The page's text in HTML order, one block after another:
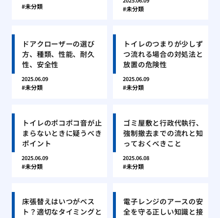
未分類 未分類
ドアクローザーの選び
方、種類、性能、耐久
性、安全性
2025.06.09
未分類
トイレのつまりが少しず
つ流れる場合の対処法と
放置の危険性
2025.06.09
未分類
トイレのポコポコ音が止
まらないときに疑うべき
ポイント
2025.06.09
未分類
ゴミ屋敷と行政代執行、
強制撤去までの流れと知
っておくべきこと
2025.06.08
未分類
床張替えはいつがベス
ト？適切なタイミングと
電子レンジのアースの安
全を守る正しい知識と接